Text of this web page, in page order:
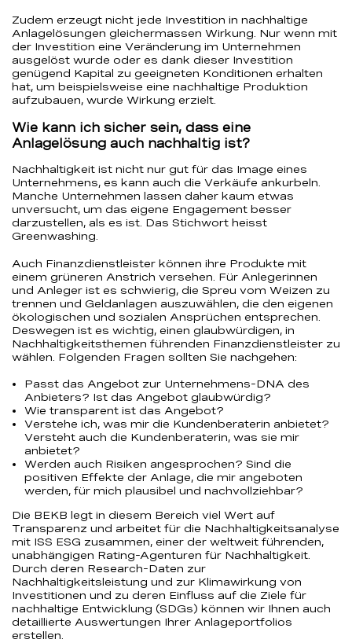
Zudem erzeugt nicht jede Investition in nachhaltige
Anlagelösungen gleichermassen Wirkung. Nur wenn mit
der Investition eine Veränderung im Unternehmen
ausgelöst wurde oder es dank dieser Investition
genügend Kapital zu geeigneten Konditionen erhalten
hat, um beispielsweise eine nachhaltige Produktion
aufzubauen, wurde Wirkung erzielt.
Wie kann ich sicher sein, dass eine
Anlagelösung auch nachhaltig ist?
Nachhaltigkeit ist nicht nur gut für das Image eines
Unternehmens, es kann auch die Verkäufe ankurbeln.
Manche Unternehmen lassen daher kaum etwas
unversucht, um das eigene Engagement besser
darzustellen, als es ist. Das Stichwort heisst
Greenwashing.
Auch Finanzdienstleister können ihre Produkte mit
einem grüneren Anstrich versehen. Für Anlegerinnen
und Anleger ist es schwierig, die Spreu vom Weizen zu
trennen und Geldanlagen auszuwählen, die den eigenen
ökologischen und sozialen Ansprüchen entsprechen.
Deswegen ist es wichtig, einen glaubwürdigen, in
Nachhaltigkeitsthemen führenden Finanzdienstleister zu
wählen. Folgenden Fragen sollten Sie nachgehen:
Passt das Angebot zur Unternehmens-DNA des
Anbieters? Ist das Angebot glaubwürdig?
Wie transparent ist das Angebot?
Verstehe ich, was mir die Kundenberaterin anbietet?
Versteht auch die Kundenberaterin, was sie mir
anbietet?
Werden auch Risiken angesprochen? Sind die
positiven Effekte der Anlage, die mir angeboten
werden, für mich plausibel und nachvollziehbar?
Die BEKB legt in diesem Bereich viel Wert auf
Transparenz und arbeitet für die Nachhaltigkeitsanalyse
mit ISS ESG zusammen, einer der weltweit führenden,
unabhängigen Rating-Agenturen für Nachhaltigkeit.
Durch deren Research-Daten zur
Nachhaltigkeitsleistung und zur Klimawirkung von
Investitionen und zu deren Einfluss auf die Ziele für
nachhaltige Entwicklung (SDGs) können wir Ihnen auch
detaillierte Auswertungen Ihrer Anlageportfolios
erstellen.